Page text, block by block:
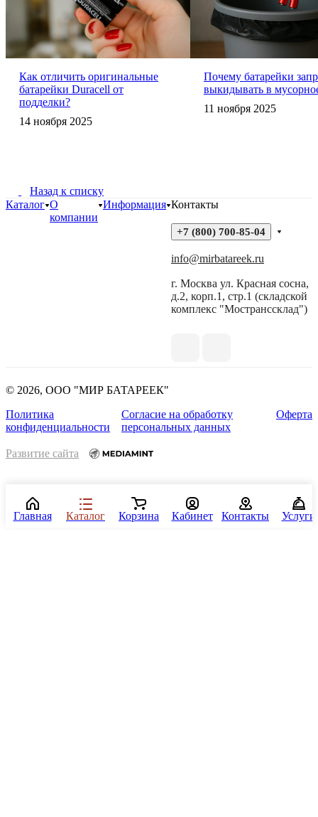
Как отличить оригинальные
батарейки Duracell от
подделки?
14 ноября 2025
Почему батарейки
выкидывать в
11 ноября 2025
Назад к списку
Каталог О
компании
Информация Контакты
+7 (800) 700-85-04
info@mirbatareek.ru
г. Москва ул. Красная сосна,
д.2, корп.1, стр.1 (складской
комплекс "Мостранссклад")
© 2026, ООО "МИР БАТАРЕЕК"
Политика
конфиденциальности
Согласие на обработку
персональных данных
Оферта
Развитие сайта
Главная Каталог Корзина Кабинет Контакты Услуги